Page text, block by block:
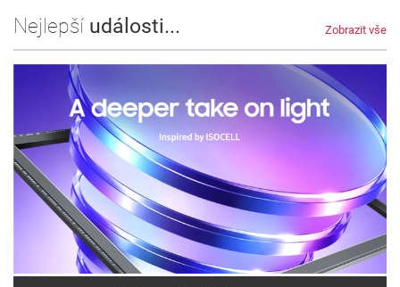
Nejlepší události... Zobrazit vše